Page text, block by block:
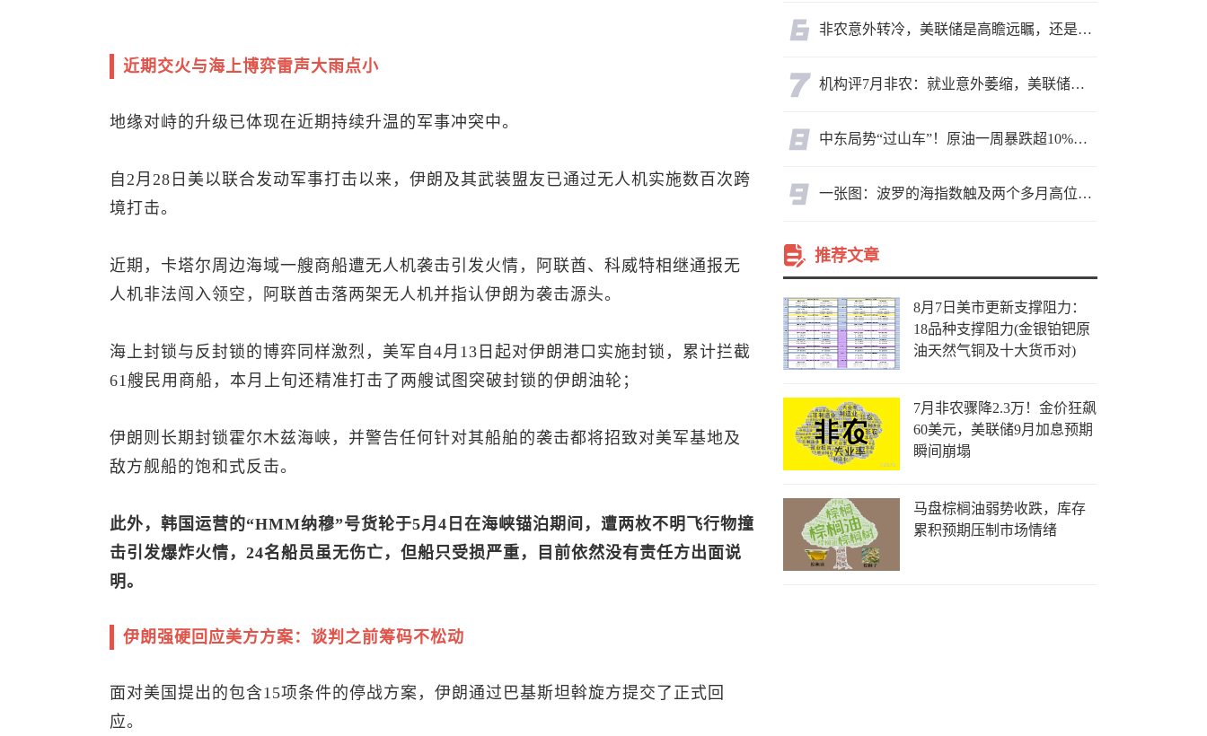
近期交火与海上博弈雷声大雨点小
地缘对峙的升级已体现在近期持续升温的军事冲突中。
自2月28日美以联合发动军事打击以来，伊朗及其武装盟友已通过无人机实施数百次跨
境打击。
近期，卡塔尔周边海域一艘商船遭无人机袭击引发火情，阿联酋、科威特相继通报无
人机非法闯入领空，阿联酋击落两架无人机并指认伊朗为袭击源头。
海上封锁与反封锁的博弈同样激烈，美军自4月13日起对伊朗港口实施封锁，累计拦截
61艘民用商船，本月上旬还精准打击了两艘试图突破封锁的伊朗油轮；
伊朗则长期封锁霍尔木兹海峡，并警告任何针对其船舶的袭击都将招致对美军基地及
敌方舰船的饱和式反击。
此外，韩国运营的“HMM纳穆”号货轮于5月4日在海峡锚泊期间，遭两枚不明飞行物撞
击引发爆炸火情，24名船员虽无伤亡，但船只受损严重，目前依然没有责任方出面说
明。
伊朗强硬回应美方方案：谈判之前筹码不松动
面对美国提出的包含15项条件的停战方案，伊朗通过巴基斯坦斡旋方提交了正式回
应。
非农意外转冷，美联储是高瞻远瞩，还是政治默契？
机构评7月非农：就业意外萎缩，美联储迎政策难题
中东局势“过山车”！原油一周暴跌超10%，霍尔木兹海峡谈判成最大变数
一张图：波罗的海指数触及两个多月高位，周线大幅收涨
推荐文章
8月7日美市更新支撑阻力：
18品种支撑阻力(金银铂钯原
油天然气铜及十大货币对)
7月非农骤降2.3万！金价狂飙
60美元，美联储9月加息预期
瞬间崩塌
马盘棕榈油弱势收跌，库存
累积预期压制市场情绪